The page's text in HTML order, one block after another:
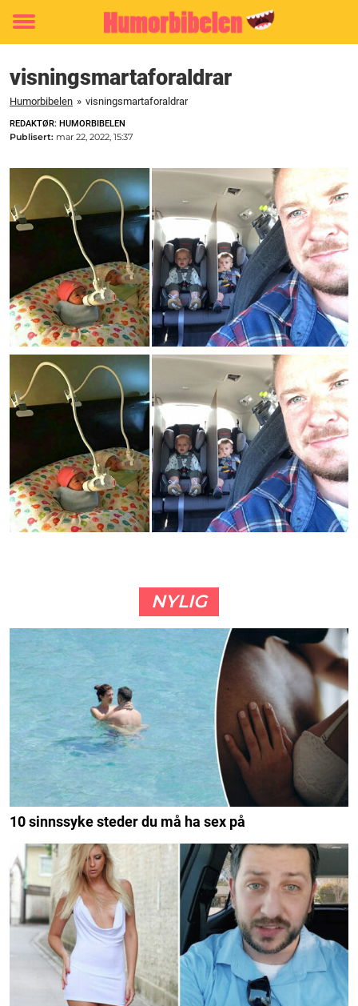
Toggle
visningsmartaforaldrar
Humorbibelen » visningsmartaforaldrar
REDAKTØR: HUMORBIBELEN
Publisert: mar 22, 2022, 15:37
NYLIG
10 sinnssyke steder du må ha sex på